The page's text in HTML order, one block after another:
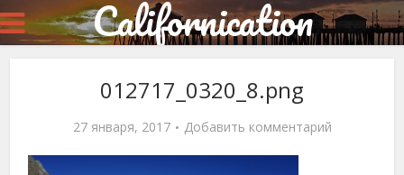
Californication
012717_0320_8.png
27 января, 2017 Добавить комментарий